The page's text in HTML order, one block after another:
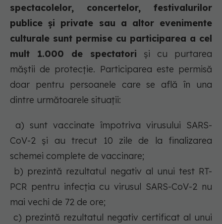
spectacolelor, concertelor, festivalurilor
publice și private sau a altor evenimente
culturale sunt permise cu participarea a cel
mult 1.000 de spectatori și cu purtarea
măștii de protecție. Participarea este permisă
doar pentru persoanele care se află în una
dintre următoarele situații:
a) sunt vaccinate împotriva virusului SARS-
CoV-2 și au trecut 10 zile de la finalizarea
schemei complete de vaccinare;
b) prezintă rezultatul negativ al unui test RT-
PCR pentru infecția cu virusul SARS-CoV-2 nu
mai vechi de 72 de ore;
c) prezintă rezultatul negativ certificat al unui